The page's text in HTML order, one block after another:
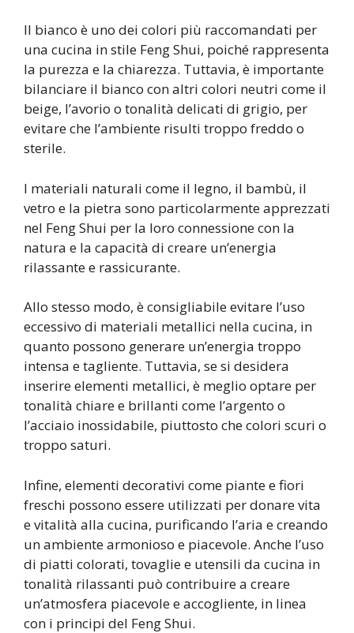
Il bianco è uno dei colori più raccomandati per
una cucina in stile Feng Shui, poiché rappresenta
la purezza e la chiarezza. Tuttavia, è importante
bilanciare il bianco con altri colori neutri come il
beige, l’avorio o tonalità delicati di grigio, per
evitare che l’ambiente risulti troppo freddo o
sterile.
I materiali naturali come il legno, il bambù, il
vetro e la pietra sono particolarmente apprezzati
nel Feng Shui per la loro connessione con la
natura e la capacità di creare un’energia
rilassante e rassicurante.
Allo stesso modo, è consigliabile evitare l’uso
eccessivo di materiali metallici nella cucina, in
quanto possono generare un’energia troppo
intensa e tagliente. Tuttavia, se si desidera
inserire elementi metallici, è meglio optare per
tonalità chiare e brillanti come l’argento o
l’acciaio inossidabile, piuttosto che colori scuri o
troppo saturi.
Infine, elementi decorativi come piante e fiori
freschi possono essere utilizzati per donare vita
e vitalità alla cucina, purificando l’aria e creando
un ambiente armonioso e piacevole. Anche l’uso
di piatti colorati, tovaglie e utensili da cucina in
tonalità rilassanti può contribuire a creare
un’atmosfera piacevole e accogliente, in linea
con i principi del Feng Shui.